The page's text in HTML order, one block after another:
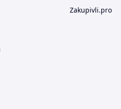
Zakupivli.pro